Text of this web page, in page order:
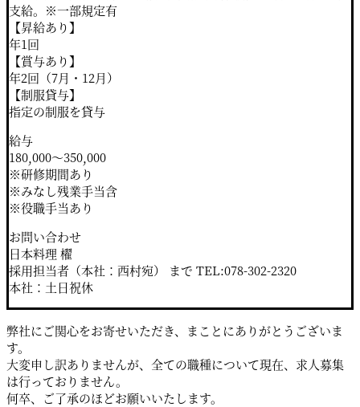
支給。※一部規定有
【昇給あり】
年1回
【賞与あり】
年2回（7月・12月）
【制服貸与】
指定の制服を貸与
給与
180,000～350,000
※研修期間あり
※みなし残業手当含
※役職手当あり
お問い合わせ
日本料理 櫂
採用担当者（本社：西村宛） まで TEL:078-302-2320
本社：土日祝休
弊社にご関心をお寄せいただき、まことにありがとうございま
す。
大変申し訳ありませんが、全ての職種について現在、求人募集
は行っておりません。
何卒、ご了承のほどお願いいたします。